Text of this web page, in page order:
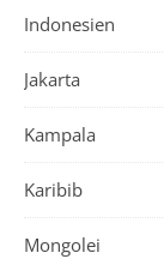
Indonesien
Jakarta
Kampala
Karibib
Mongolei